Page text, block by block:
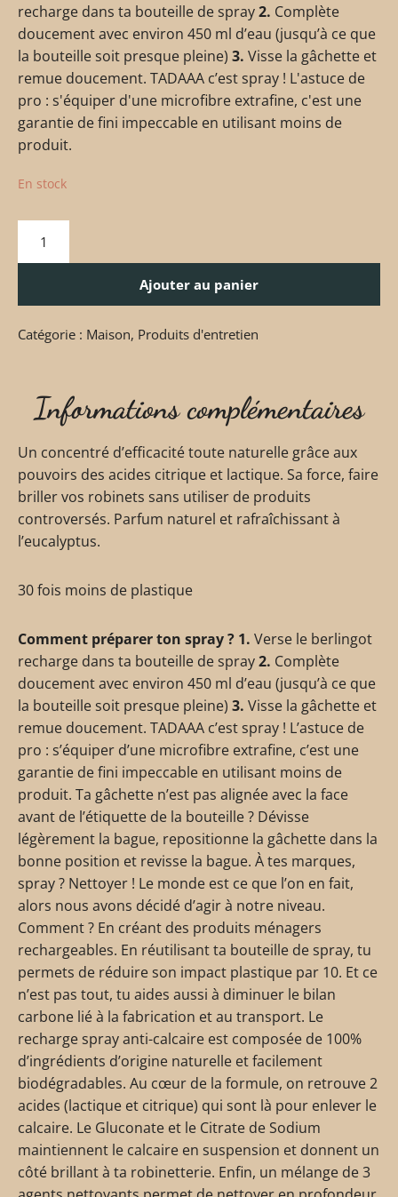
recharge dans ta bouteille de spray2. Complète
doucement avec environ 450 ml d’eau (jusqu’à ce que
la bouteille soit presque pleine) 3. Visse la gâchette et
remue doucement. TADAAA c’est spray ! L'astuce de
pro : s'équiper d'une microfibre extrafine, c'est une
garantie de fini impeccable en utilisant moins de
produit.
En stock
Ajouter au panier
Catégorie : Maison, Produits d'entretien
Informations complémentaires
Un concentré d’efficacité toute naturelle grâce aux
pouvoirs des acides citrique et lactique. Sa force, faire
briller vos robinets sans utiliser de produits
controversés. Parfum naturel et rafraîchissant à
l’eucalyptus.
30 fois moins de plastique
Comment préparer ton spray ? 1. Verse le berlingot
recharge dans ta bouteille de spray2. Complète
doucement avec environ 450 ml d’eau (jusqu’à ce que
la bouteille soit presque pleine) 3. Visse la gâchette et
remue doucement. TADAAA c’est spray ! L’astuce de
pro : s’équiper d’une microfibre extrafine, c’est une
garantie de fini impeccable en utilisant moins de
produit. Ta gâchette n’est pas alignée avec la face
avant de l’étiquette de la bouteille ? Dévisse
légèrement la bague, repositionne la gâchette dans la
bonne position et revisse la bague. À tes marques,
spray ? Nettoyer ! Le monde est ce que l’on en fait,
alors nous avons décidé d’agir à notre niveau.
Comment ? En créant des produits ménagers
rechargeables. En réutilisant ta bouteille de spray, tu
permets de réduire son impact plastique par 10. Et ce
n’est pas tout, tu aides aussi à diminuer le bilan
carbone lié à la fabrication et au transport. Le
recharge spray anti-calcaire est composée de 100%
d’ingrédients d’origine naturelle et facilement
biodégradables. Au cœur de la formule, on retrouve 2
acides (lactique et citrique) qui sont là pour enlever le
calcaire. Le Gluconate et le Citrate de Sodium
maintiennent le calcaire en suspension et donnent un
côté brillant à ta robinetterie. Enfin, un mélange de 3